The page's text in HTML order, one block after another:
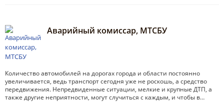
Аварийный комиссар, МТСБУ
Количество автомобилей на дорогах города и области постоянно
увеличивается, ведь транспорт сегодня уже не роскошь, а средство
передвижения. Непредвиденные ситуации, мелкие и крупные ДТП, а
также другие неприятности, могут случиться с каждым, и чтобы в…